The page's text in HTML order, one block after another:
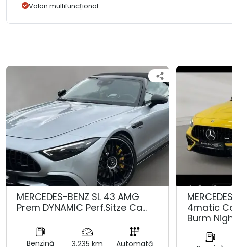
Volan multifuncțional
MERCEDES-BENZ SL 43 AMG
Prem DYNAMIC Perf.Sitze Ca…
Benzină 3.235 km Automată
4matic
Burm